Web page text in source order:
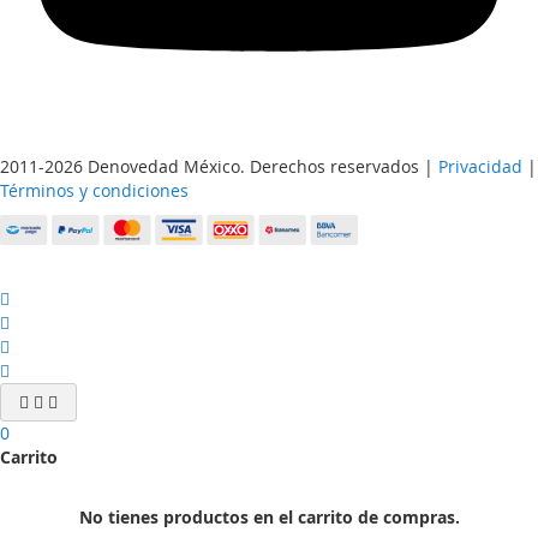
2011-2026 Denovedad México. Derechos reservados | Privacidad |
Términos y condiciones
0
Carrito
No tienes productos en el carrito de compras.